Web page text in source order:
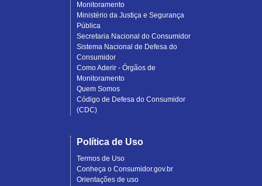
Monitoramento
Ministério da Justiça e Segurança
Pública
Secretaria Nacional do Consumidor
Sistema Nacional de Defesa do
Consumidor
Como Aderir - Órgãos de
Monitoramento
Quem Somos
Código de Defesa do Consumidor
(CDC)
Política de Uso
Termos de Uso
Conheça o Consumidor.gov.br
Orientações de uso